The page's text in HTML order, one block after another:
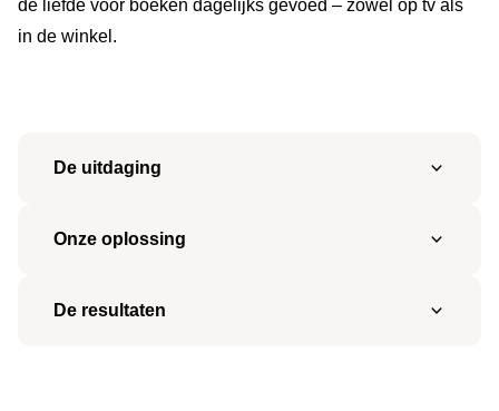
de liefde voor boeken dagelijks gevoed – zowel op tv als
in de winkel.
De uitdaging
Boeken in de kijker zetten bij een breed,
Zorgen voor herkenning én interactie via
Onze oplossing
Wekelijkse boekselectie geïntegreerd in
De resultaten